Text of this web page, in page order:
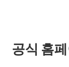
공식 홈